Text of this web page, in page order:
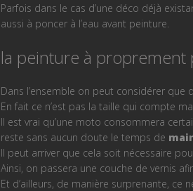
Parfois dans le cas d’une déco déjà
aussi à poncer à l’eau avant peinture.
la peinture à proprement
Dans l’ensemble on peut considérer
En fait ce n’est pas la taille qui compte
Il est vrai qu’une moto consommera
reste sans aucun doute le temps de
Il peut arriver que cela soit nécessaire
Ainsi, on passera une couche de vernis
Et d’ailleurs, de manière surprenante,